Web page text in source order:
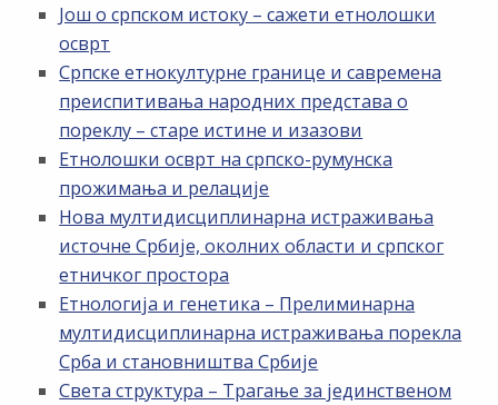
Још о српском истоку – сажети етнолошки
осврт
Српске етнокултурне границе и савремена
преиспитивања народних представа о
пореклу – старе истине и изазови
Етнолошки осврт на српско-румунска
прожимања и релације
Нова мултидисциплинарна истраживања
источне Србије, околних области и српског
етничког простора
Етнологија и генетика – Прелиминарна
мултидисциплинарна истраживања порекла
Срба и становништва Србије
Света структура – Трагање за јединственом